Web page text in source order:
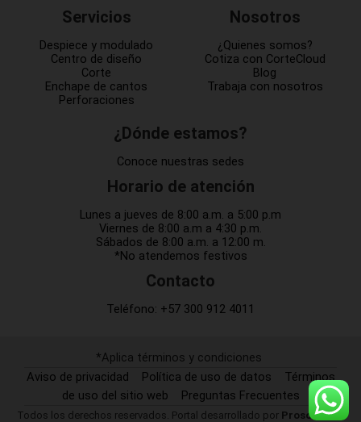
Servicios
Despiece y modulado
Centro de diseño
Corte
Enchape de cantos
Perforaciones
Nosotros
¿Quienes somos?
Cotiza con CorteCloud
Blog
Trabaja con nosotros
¿Dónde estamos?
Conoce nuestras sedes
Horario de atención
Lunes a jueves de 8:00 a.m. a 5:00 p.m
Viernes de 8:00 a.m a 4:30 p.m.
Sábados de 8:00 a.m. a 12:00 m.
*No atendemos festivos
Contacto
Teléfono: +57 300 912 4011
*Aplica términos y condiciones
Aviso de privacidad
Política de uso de datos Términos
de uso del sitio web Preguntas Frecuentes
Todos los derechos reservados. Portal desarrollado por Prosof SAS.